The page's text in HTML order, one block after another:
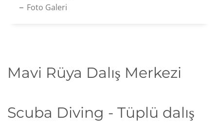
Foto Galeri
Mavi Rüya Dalış Merkezi
Scuba Diving - Tüplü dalış